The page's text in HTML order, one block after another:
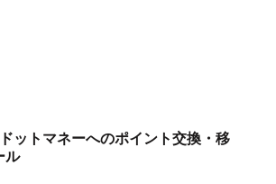
ットマネーへのポイント交換・移
ル